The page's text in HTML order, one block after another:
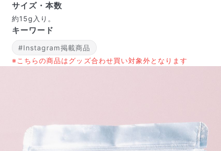
までご連絡ください。ご返金にて補償いたします。
サイズ・本数
約15g入り。
キーワード
#Instagram掲載商品
※こちらの商品はグッズ合わせ買い対象外となります